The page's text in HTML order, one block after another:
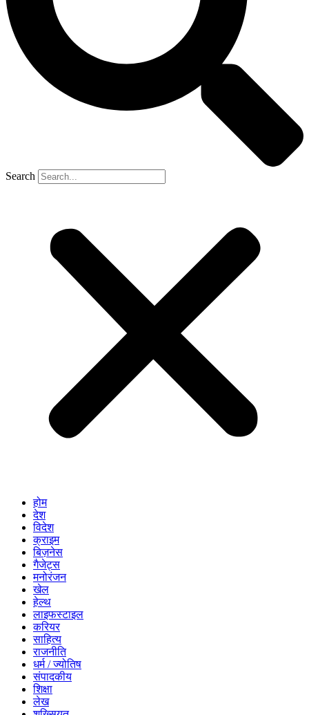
Search
होम
देश
विदेश
क्राइम
बिज़नेस
गैजेट्स
मनोरंजन
खेल
हेल्थ
लाइफस्टाइल
करियर
साहित्य
राजनीति
धर्म / ज्योतिष
संपादकीय
शिक्षा
लेख